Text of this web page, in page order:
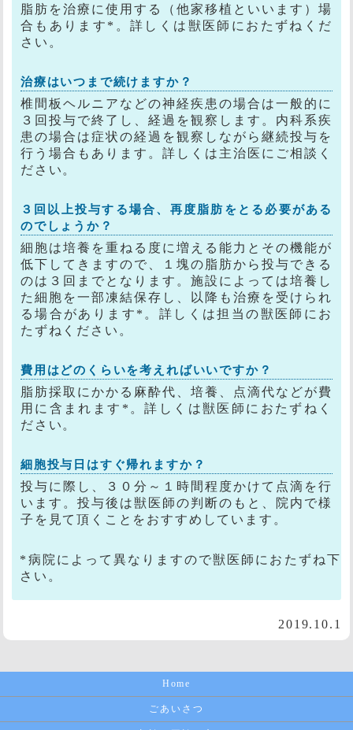
脂肪を治療に使用する（他家移植といいます）場
合もあります*。詳しくは獣医師におたずねくだ
さい。
治療はいつまで続けますか？
椎間板ヘルニアなどの神経疾患の場合は一般的に
３回投与で終了し、経過を観察します。内科系疾
患の場合は症状の経過を観察しながら継続投与を
行う場合もあります。詳しくは主治医にご相談く
ださい。
３回以上投与する場合、再度脂肪をとる必要がある
のでしょうか？
細胞は培養を重ねる度に増える能力とその機能が
低下してきますので、１塊の脂肪から投与できる
のは３回までとなります。施設によっては培養し
た細胞を一部凍結保存し、以降も治療を受けられ
る場合があります*。詳しくは担当の獣医師にお
たずねください。
費用はどのくらいを考えればいいですか？
脂肪採取にかかる麻酔代、培養、点滴代などが費
用に含まれます*。詳しくは獣医師におたずねく
ださい。
細胞投与日はすぐ帰れますか？
投与に際し、３０分～１時間程度かけて点滴を行
います。投与後は獣医師の判断のもと、院内で様
子を見て頂くことをおすすめしています。
*病院によって異なりますので獣医師におたずね下
さい。
2019.10.1
Home
ごあいさつ